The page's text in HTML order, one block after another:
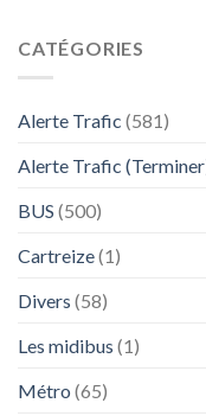
CATÉGORIES
Alerte Trafic (581)
Alerte Trafic
BUS (500)
Cartreize(1)
Divers (58)
Les midibus (1)
Métro (65)